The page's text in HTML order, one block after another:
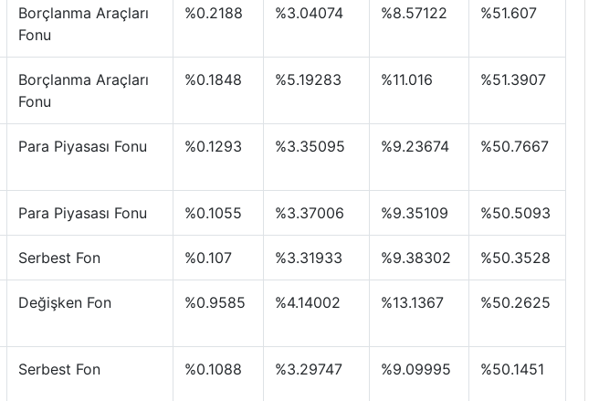
Borçlanma Araçları
Fonu
%0.2188 %3.04074 %8.57122 %51.607
Borçlanma Araçları
Fonu
%0.1848 %5.19283 %11.016 %51.3907
Para Piyasası Fonu %0.1293 %3.35095 %9.23674 %50.7667
Para Piyasası Fonu %0.1055 %3.37006 %9.35109 %50.5093
Serbest Fon %0.107 %3.31933 %9.38302 %50.3528
Değişken Fon %0.9585 %4.14002 %13.1367 %50.2625
Serbest Fon %0.1088 %3.29747 %9.09995 %50.1451